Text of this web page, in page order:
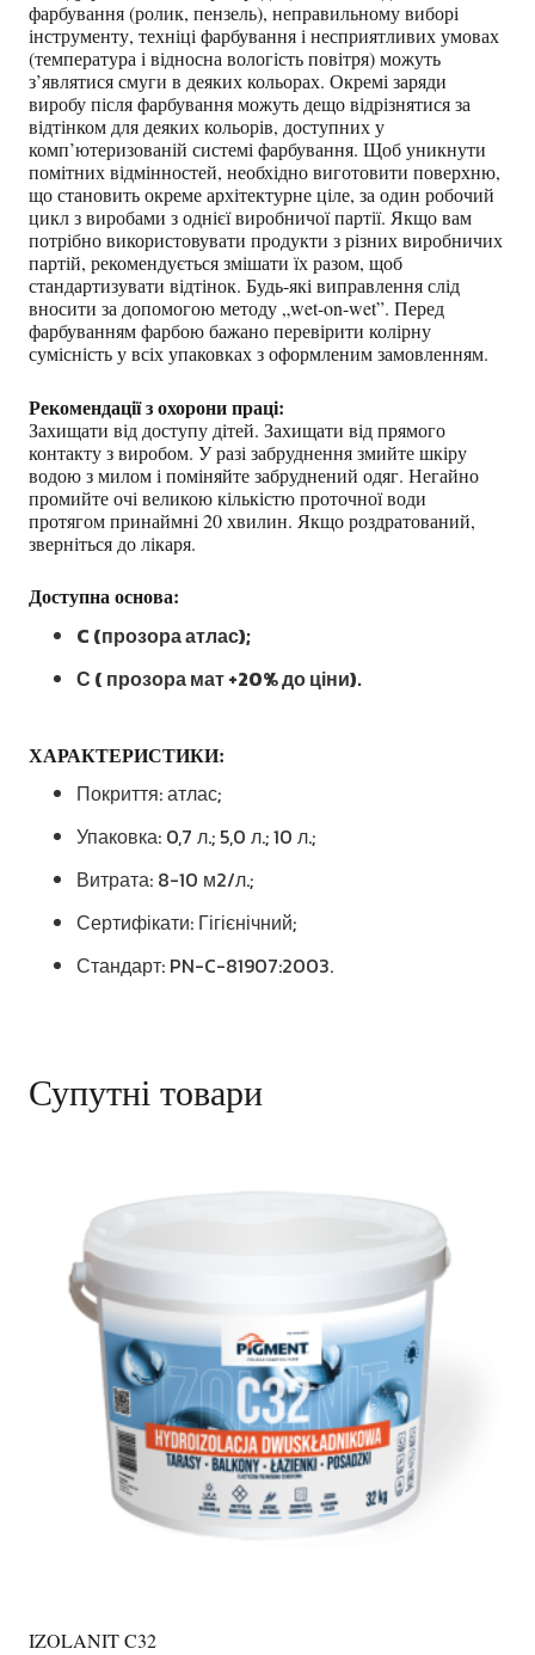
фарбування (ролик, пензель), неправильному виборі
інструменту, техніці фарбування і несприятливих умовах
(температура і відносна вологість повітря) можуть
з’являтися смуги в деяких кольорах. Окремі заряди
виробу після фарбування можуть дещо відрізнятися за
відтінком для деяких кольорів, доступних у
комп’ютеризованій системі фарбування. Щоб уникнути
помітних відмінностей, необхідно виготовити поверхню,
що становить окреме архітектурне ціле, за один робочий
цикл з виробами з однієї виробничої партії. Якщо вам
потрібно використовувати продукти з різних виробничих
партій, рекомендується змішати їх разом, щоб
стандартизувати відтінок. Будь-які виправлення слід
вносити за допомогою методу „wet-on-wet”. Перед
фарбуванням фарбою бажано перевірити колірну
сумісність у всіх упаковках з оформленим замовленням.
Рекомендації з охорони праці:
Захищати від доступу дітей. Захищати від прямого
контакту з виробом. У разі забруднення змийте шкіру
водою з милом і поміняйте забруднений одяг. Негайно
промийте очі великою кількістю проточної води
протягом принаймні 20 хвилин. Якщо роздратований,
зверніться до лікаря.
Доступна основа:
C (прозора атлас);
С ( прозора мат +20% до ціни).
ХАРАКТЕРИСТИКИ:
Покриття: атлас;
Упаковка: 0,7 л.; 5,0 л.; 10 л.;
Витрата: 8-10 м2/л.;
Сертифікати: Гігієнічний;
Стандарт: PN-C-81907:2003.
Супутні товари
IZOLANIT C32